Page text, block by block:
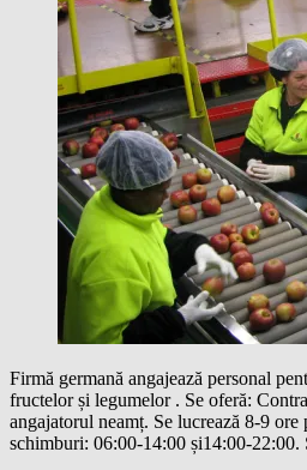
Firmă germană angajează personal
fructelor și legumelor . Se oferă:
angajatorul neamț. Se lucrează 8-9 ore
schimburi: 06:00-14:00 și14:00-22:00.